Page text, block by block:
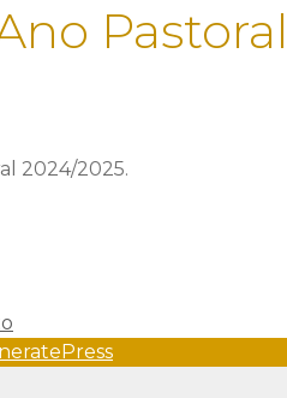
2024/2025.